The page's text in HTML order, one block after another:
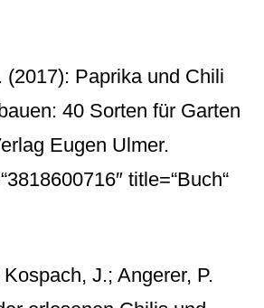
(2017): Paprika und Chili
40 Sorten für Garten
Eugen Ulmer.
title=“Buch“
J.; Angerer, P.